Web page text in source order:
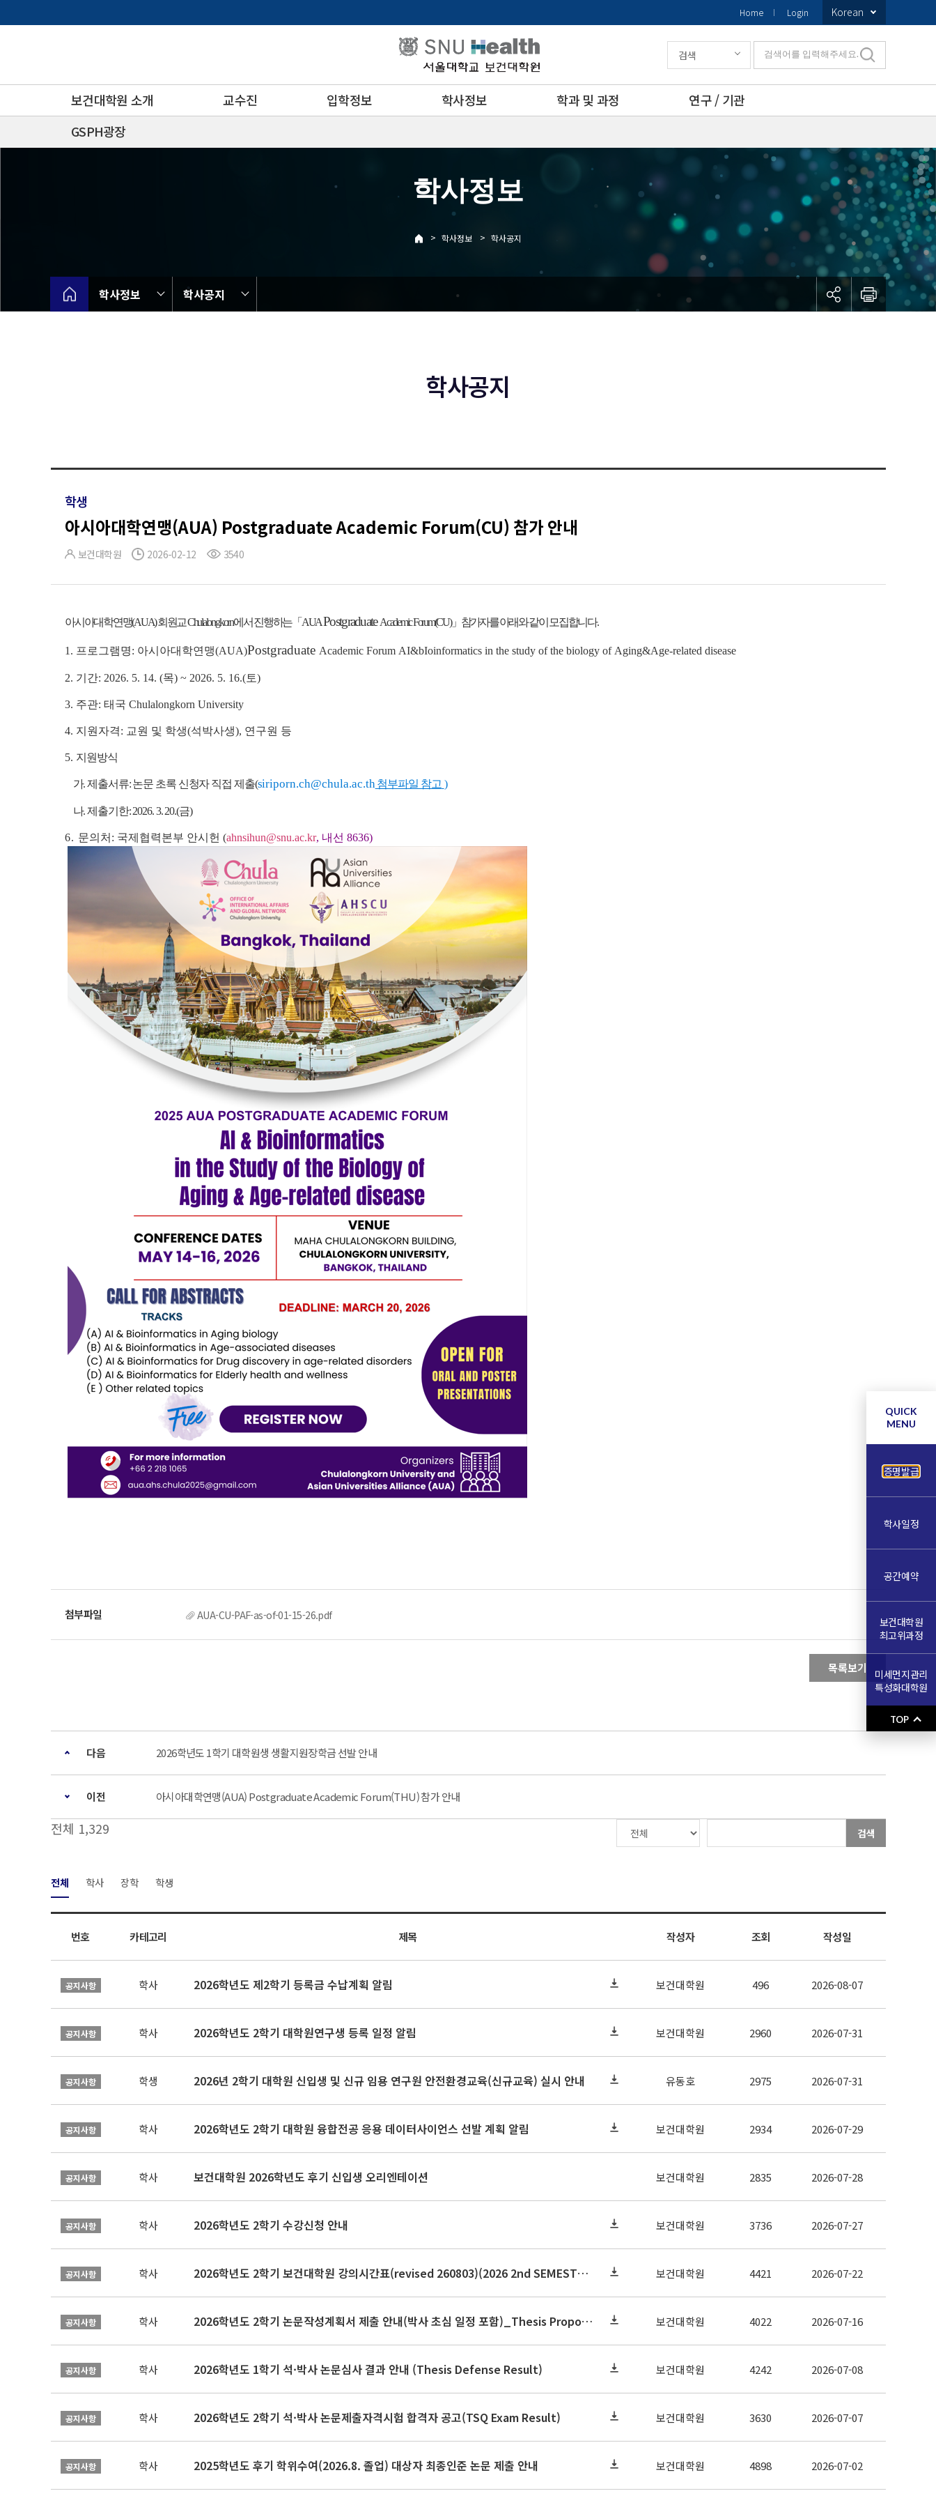
로
Home Login Korean
보건대학원 소개 교수진 입학정보 학사정보 학과 및 과정
연구 / 기관
GSPH광장
검색 검색어를 입력해주세요.
학사정보
> 학사정보 > 학사공지
학사정보 학사공지
학사공지
학생
아시아대학연맹(AUA) Postgraduate Academic Forum(CU) 참가 안내
보건대학원 2026-02-12 3540
아시아대학연맹(AUA) 회원교 Chulalongkorn에서 진행하는「AUAPostgraduateAcademic Forum(CU)」 참가자를 아래와같이 모집합니다.
1. 프로그램명: 아시아대학연맹(AUA)Postgraduate Academic Forum AI&bIoinformatics in the study of the biology of Aging&Age-related disease
2. 기간: 2026. 5. 14. (목) ~ 2026. 5. 16.(토)
3. 주관: 태국 Chulalongkorn University
4. 지원자격: 교원 및 학생(석박사생), 연구원 등
5. 지원방식
가. 제출서류: 논문 초록 신청자 직접 제출(siriporn.ch@chula.ac.th 첨부파일 참고 )
나. 제출기한: 2026. 3. 20.(금)
6. 문의처: 국제협력본부 안시헌 (ahnsihun@snu.ac.kr, 내선 8636)
AUA-CU-PAF-as-of-01-15-26.pdf
목록보기
다음 2026학년도 1학기 대학원생 생활지원장학금 선발 안내
이전 아시아대학연맹(AUA) Postgraduate Academic Forum(THU) 참가 안내
전체 1,329 검색
전체 학사 장학 학생
번호 카테고리 제목 작성자 조회 작성일
공지사항 학사 2026학년도 제2학기 등록금 수납계획 알림 보건대학원 496 2026-08-07
공지사항 학사 2026학년도 2학기 대학원연구생 등록 일정 알림 보건대학원 2960 2026-07-31
공지사항 학생 2026년 2학기 대학원 신입생 및 신규 임용 연구원 안전환경교육(신규교육) 실시 안내 유동호 2975 2026-07-31
공지사항 학사 2026학년도 2학기 대학원 융합전공 응용 데이터사이언스 선발 계획 알림 보건대학원 2934 2026-07-29
공지사항 학사 보건대학원 2026학년도 후기 신입생 오리엔테이션 보건대학원 2835 2026-07-28
공지사항 학사 2026학년도 2학기 수강신청 안내 보건대학원 3736 2026-07-27
공지사항 학사 2026학년도 2학기 보건대학원 강의시간표(revised 260803)(2026 2nd SEMESTER SNU GSPH TIMETABLE) 보건대학원 4421 2026-07-22
공지사항 학사 2026학년도 2학기 논문작성계획서 제출 안내(박사 초심 일정 포함)_Thesis Proposal 보건대학원 4022 2026-07-16
공지사항 학사 2026학년도 1학기 석·박사 논문심사 결과 안내 (Thesis Defense Result) 보건대학원 4242 2026-07-08
공지사항 학사 2026학년도 2학기 석·박사 논문제출자격시험 합격자 공고(TSQ Exam Result) 보건대학원 3630 2026-07-07
공지사항 학사 2025학년도 후기 학위수여(2026.8. 졸업) 대상자 최종인준 논문 제출 안내 보건대학원 4898 2026-07-02
QUICK
MENU
증명발급
학사일정
공간예약
보건대학원
최고위과정
미세먼지관리
특성화대학원
TOP